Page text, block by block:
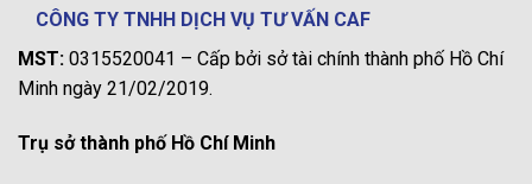
CÔNG TY TNHH DỊCH VỤ TƯ VẤN CAF
MST: 0315520041 – Cấp bởi sở tài chính thành phố Hồ Chí
Minh ngày 21/02/2019.
Trụ sở thành phố Hồ Chí Minh